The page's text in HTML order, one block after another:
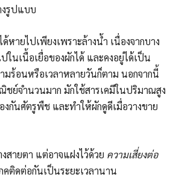
งรูปแบบ
หายไปเพียงเพราะล้างน้ำ เนื่องจากบาง
ในเนื้อเยื่อของผักได้ และคงอยู่ได้เป็น
มร้อนหรือเวลาหลายวันก็ตาม นอกจากนี้
ชย์จำนวนมาก มักใช้สารเคมีในปริมาณสูง
งกันศัตรูพืช และทำให้ผักดูดีเมื่อวางขาย
สายตา แต่อาจแฝงไว้ด้วย ความเสี่ยงต่อ
คติดต่อกันเป็นระยะเวลานาน